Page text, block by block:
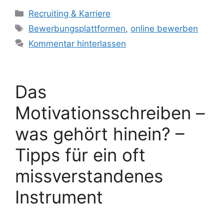
Kategorien
Recruiting & Karriere
Schlagwörter
Bewerbungsplattformen, online bewerben
Kommentar hinterlassen
Das
Motivationsschreiben –
was gehört hinein? –
Tipps für ein oft
missverstandenes
Instrument